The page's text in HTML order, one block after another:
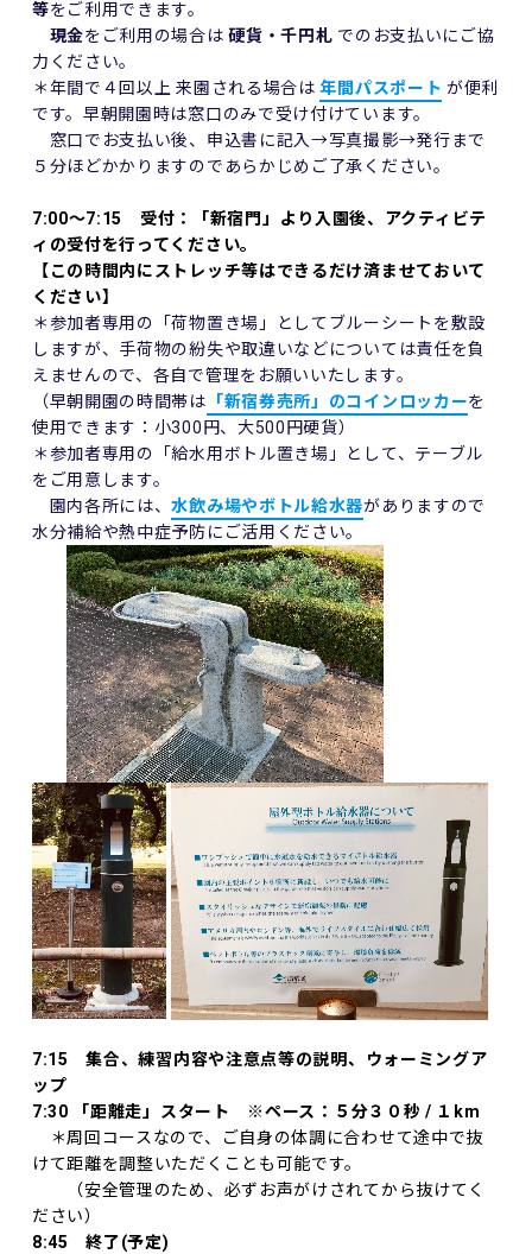
等をご利用できます。
現金をご利用の場合は硬貨・千円札 でのお支払いにご協
力ください。
＊年間で４回以上 来園される場合は年間パスポート が便利
です。早朝開園時は窓口のみで受け付けています。
窓口でお支払い後、申込書に記入→写真撮影→発行まで
５分ほどかかりますのであらかじめご了承ください。
7:00～7:15 受付：「新宿門」より入園後、アクティビテ
ィの受付を行ってください。
【この時間内にストレッチ等はできるだけ済ませておいて
ください】
＊参加者専用の「荷物置き場」としてブルーシートを敷設
しますが、手荷物の紛失や取違いなどについては責任を負
えませんので、各自で管理をお願いいたします。
（早朝開園の時間帯は 「新宿券売所」のコインロッカーを
使用できます：小300円、大500円硬貨）
＊参加者専用の「給水用ボトル置き場」として、テーブル
をご用意します。
園内各所には、水飲み場やボトル給水器がありますので
水分補給や熱中症予防にご活用ください。
7:15 集合、練習内容や注意点等の説明、ウォーミングア
ップ
7:30 「距離走」スタート
※ペース：５分３０秒 / １km
＊周回コースなので、ご自身の体調に合わせて途中で抜
けて距離を調整いただくことも可能です。
（安全管理のため、必ずお声がけされてから抜けてく
ださい）
8:45 終了(予定)